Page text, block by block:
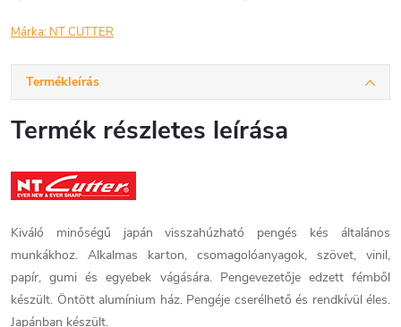
Márka: NT CUTTER
Termékleírás
Termék részletes leírása
Kiváló minőségű japán visszahúzható pengés kés általános
munkákhoz. Alkalmas karton, csomagolóanyagok, szövet, vinil,
papír, gumi és egyebek vágására. Pengevezetője edzett fémből
készült. Öntött alumínium ház. Pengéje cserélhető és rendkívül éles.
Japánban készült.